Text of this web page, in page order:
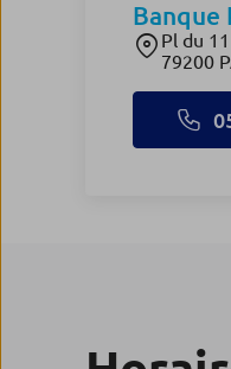
Banque
Pl du
79200